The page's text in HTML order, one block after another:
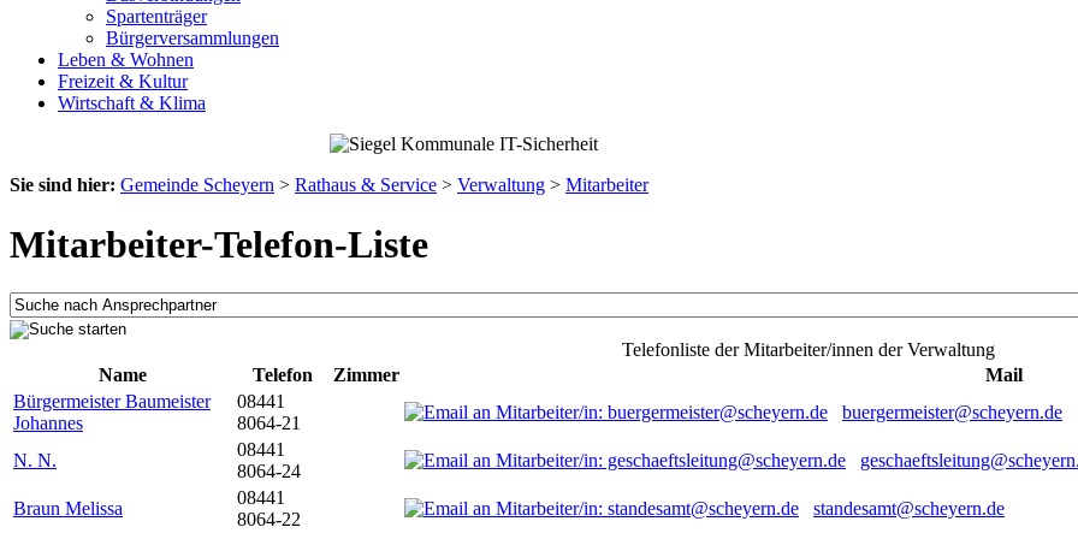
Spartenträger
Bürgerversammlungen
Leben & Wohnen
Freizeit & Kultur
Wirtschaft & Klima
Sie sind hier: Gemeinde Scheyern > Rathaus & Service > Verwaltung > Mitarbeiter
Mitarbeiter-Telefon-Liste
Telefonliste der Mitarbeiter/innen der Verwaltung
Name
Telefon Zimmer
Mail
Bürgermeister Baumeister
Johannes
08441
8064-21
buergermeister@scheyern.de
N. N.
08441
8064-24
Braun Melissa
08441
8064-22
standesamt@scheyern.de